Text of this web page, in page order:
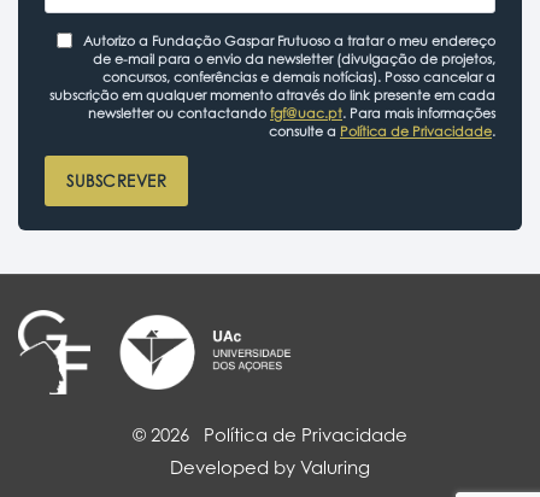
Autorizo a Fundação Gaspar Frutuoso a tratar o meu endereço
de e-mail para o envio da newsletter (divulgação de projetos,
concursos, conferências e demais notícias). Posso cancelar a
subscrição em qualquer momento através do link presente em cada
newsletter ou contactando fgf@uac.pt. Para mais informações
consulte a Política de Privacidade.
SUBSCREVER
© 2026 Política de Privacidade
Developed by Valuring